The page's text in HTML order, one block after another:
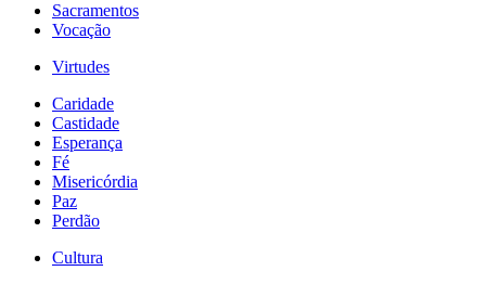
Sacramentos
Vocação
Virtudes
Caridade
Castidade
Esperança
Fé
Misericórdia
Paz
Perdão
Cultura